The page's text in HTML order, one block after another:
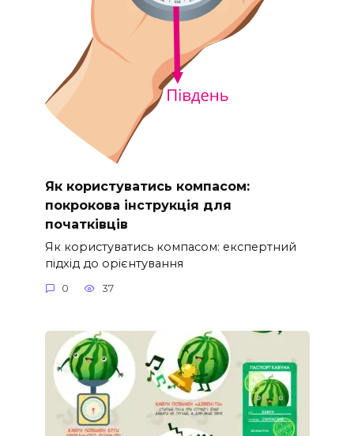
Як користуватись компасом:
покрокова інструкція для
початківців
Як користуватись компасом: експертний
підхід до орієнтування
0 37